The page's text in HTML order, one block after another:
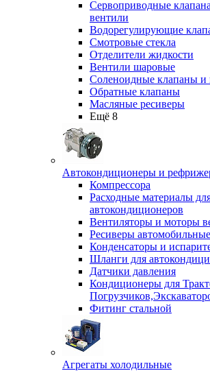
Сервоприводные
вентили
Водорегулирующие
Смотровые стекла
Отделители жидкости
Вентили шаровые
Соленоидные клапаны и
Обратные клапаны
Масляные ресиверы
Ещё 8
Автокондиционеры и
Компрессора
Расходные материалы
автокондиционеров
Вентиляторы и моторы
Ресиверы автомобильные
Конденсаторы и
Шланги для
Датчики давления
Кондиционеры для
Фитинг стальной
Агрегаты холодильные